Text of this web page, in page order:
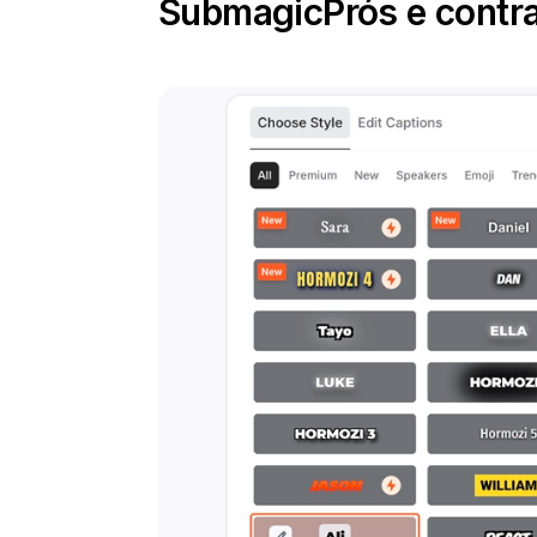
SubmagicPrós e